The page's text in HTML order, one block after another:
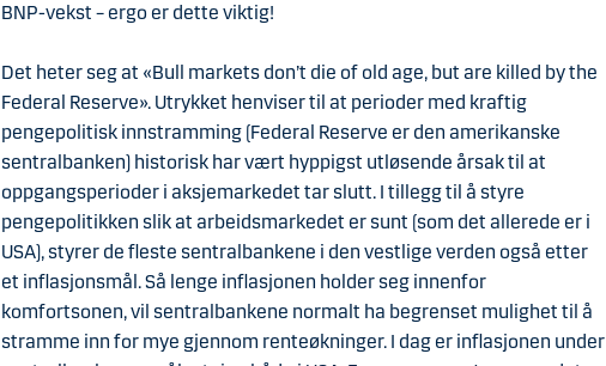
BNP-vekst – ergo er dette viktig!
Det heter seg at «Bull markets don’t die of old age, but are killed by the
Federal Reserve». Utrykket henviser til at perioder med kraftig
pengepolitisk innstramming (Federal Reserve er den amerikanske
sentralbanken) historisk har vært hyppigst utløsende årsak til at
oppgangsperioder i aksjemarkedet tar slutt. I tillegg til å styre
pengepolitikken slik at arbeidsmarkedet er sunt (som det allerede er i
USA), styrer de fleste sentralbankene i den vestlige verden også etter
et inflasjonsmål. Så lenge inflasjonen holder seg innenfor
komfortsonen, vil sentralbankene normalt ha begrenset mulighet til å
stramme inn for mye gjennom renteøkninger. I dag er inflasjonen under